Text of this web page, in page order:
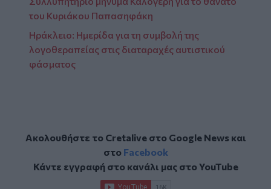
του Κυριάκου Παπασηφάκη
Ηράκλειο: Hμερίδα για τη συμβολή της
λογοθεραπείας στις διαταραχές αυτιστικού
φάσματος
Ακολουθήστε το Cretalive στο Google Newsκαι
στο Facebook
Κάντε εγγραφή στο κανάλι μας στοYouTube